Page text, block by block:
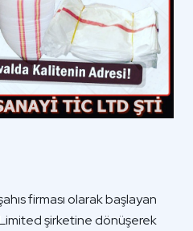
firması olarak başlayan
şirketine dönüşerek